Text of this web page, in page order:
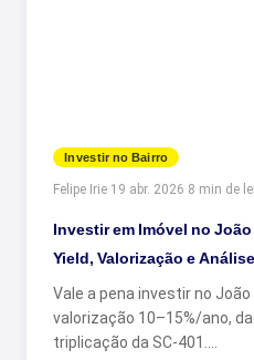
Investir no Bairro
Felipe Irie·19 abr. 2026·8 min de
Investir em Imóvel no
Yield, Valorização e
Vale a pena investir no João
valorização 10–15%/ano,
triplicação da SC-401.…